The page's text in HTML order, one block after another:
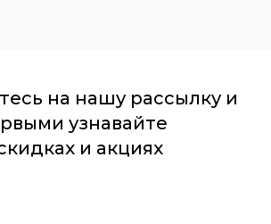
на нашу рассылку и
узнавайте
и акциях